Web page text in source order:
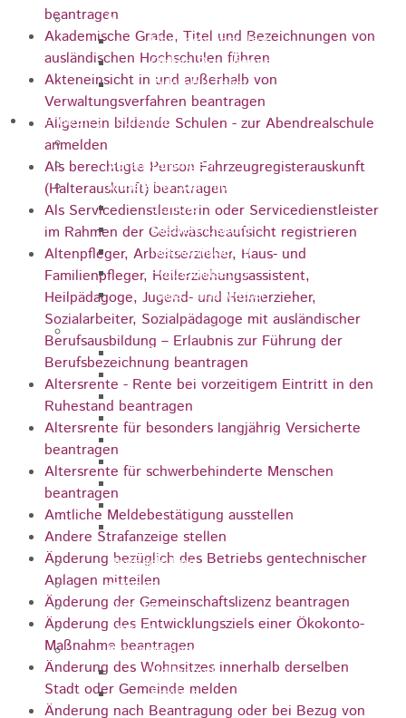
Nachhaltige Stadtentwicklung
Heubach gestalten
Online Beteiligung
Zukunfts Team
Freizeit / Tourismus
Gastgeber
Veranstaltungen
Museen & Sammlungen
Schloss
Miedermuseum
Heimatmuseum
Polizeimuseum
Haus Anna Vetter
Sehenswürdigkeiten
Rathaus
Blockturm
Ev. Kirche
Miedermuseum
Haus "Anna Vetter"
Polizeimuseum Heubach e.V.
Der Rosenstein
Höhlen rund um Heubach
Heubach Tour
archaeopfad
Flugplatz
Anreise
Schwimmbäder
Hallenbad
Freibad
beantragen
Akademische Grade, Titel und Bezeichnungen von
ausländischen Hochschulen führen
Akteneinsicht in und außerhalb von
Verwaltungsverfahren beantragen
Allgemein bildende Schulen - zur Abendrealschule
anmelden
Als berechtigte Person Fahrzeugregisterauskunft
(Halterauskunft) beantragen
Als Servicedienstleisterin oder Servicedienstleister
im Rahmen der Geldwäscheaufsicht registrieren
Altenpfleger, Arbeitserzieher, Haus- und
Familienpfleger, Heilerziehungsassistent,
Heilpädagoge, Jugend- und Heimerzieher,
Sozialarbeiter, Sozialpädagoge mit ausländischer
Berufsausbildung – Erlaubnis zur Führung der
Berufsbezeichnung beantragen
Altersrente - Rente bei vorzeitigem Eintritt in den
Ruhestand beantragen
Altersrente für besonders langjährig Versicherte
beantragen
Altersrente für schwerbehinderte Menschen
beantragen
Amtliche Meldebestätigung ausstellen
Andere Strafanzeige stellen
Änderung bezüglich des Betriebs gentechnischer
Anlagen mitteilen
Änderung der Gemeinschaftslizenz beantragen
Änderung des Entwicklungsziels einer Ökokonto-
Maßnahme beantragen
Änderung des Wohnsitzes innerhalb derselben
Stadt oder Gemeinde melden
Änderung nach Beantragung oder bei Bezug von